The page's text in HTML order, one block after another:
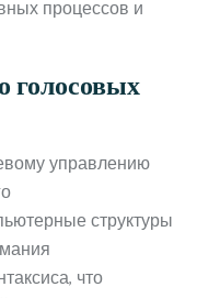
процессов и
голосовых
управлению
структуры
что